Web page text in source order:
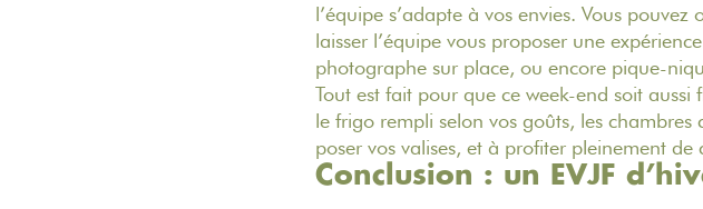
l’équipe s’adapte à vos envies. Vous
laisser l’équipe vous proposer une
photographe sur place, ou encore pique-
Tout est fait pour que ce week-end soit
le frigo rempli selon vos goûts, les chambres
poser vos valises, et à profiter pleinement de
Conclusion : un EVJF